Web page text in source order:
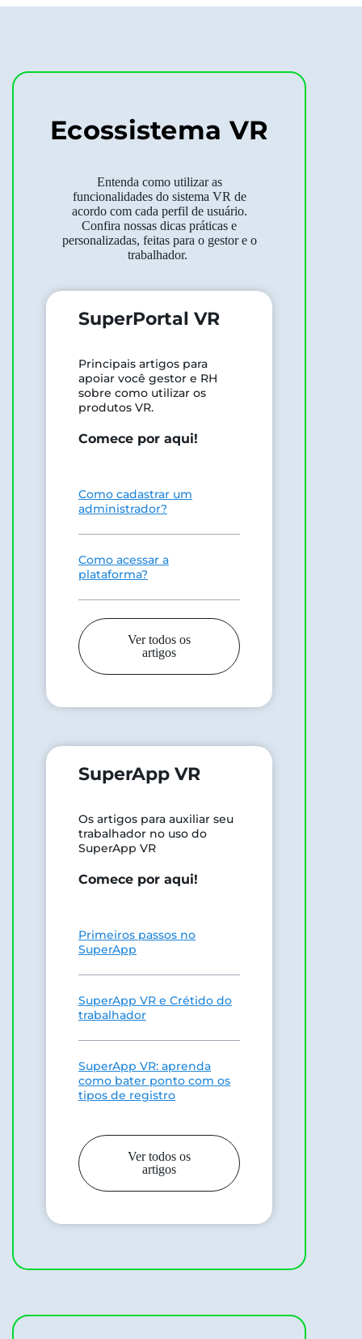
Ecossistema VR
Entenda como utilizar as
funcionalidades do sistema VR de
acordo com cada perfil de usuário.
Confira nossas dicas práticas e
personalizadas, feitas para o gestor e o
trabalhador.
SuperPortal VR
Principais artigos para
apoiar você gestor e RH
sobre como utilizar os
produtos VR.
Comece por aqui!
Como cadastrar um
administrador?
Como acessar a
plataforma?
Ver todos os
artigos
SuperApp VR
Os artigos para auxiliar seu
trabalhador no uso do
SuperApp VR
Comece por aqui!
Primeiros passos no
SuperApp
SuperApp VR e Crétido do
trabalhador
SuperApp VR: aprenda
como bater ponto com os
tipos de registro
Ver todos os
artigos